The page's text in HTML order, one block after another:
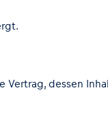
Vertrag, dessen